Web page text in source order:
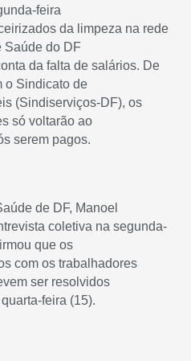
feira
da limpeza na rede
Saúde do DF
da falta de salários. De
o Sindicato de
(Sindiserviços-DF), os
só voltarão ao
serem pagos.
de DF, Manoel
coletiva na segunda-
que os
com os trabalhadores
ser resolvidos
feira (15).